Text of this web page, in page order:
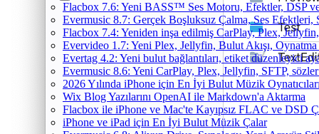
Flacbox 7.6: Yeni BASS™ Ses Motoru, Efektler, DSP
Evermusic 8.7: Gerçek Boşluksuz Çalma, Ses
Flacbox 7.4: Yeniden inşa edilmiş CarPlay, Plex,
Evervideo 1.7: Yeni Plex, Jellyfin, Bulut Akışı,
Evertag 4.2: Yeni bulut bağlantıları, etiket düzenleyici
Evermusic 8.6: Yeni CarPlay, Plex, Jellyfin, SFTP,
2026 Yılında iPhone için En İyi Bulut Müzik
Wix Blog Yazılarını OpenAI ile Markdown'a Aktarma
Flacbox ile iPhone ve Mac'te Kayıpsız FLAC ve DSD
iPhone ve iPad için En İyi Bulut Müzik Çalar